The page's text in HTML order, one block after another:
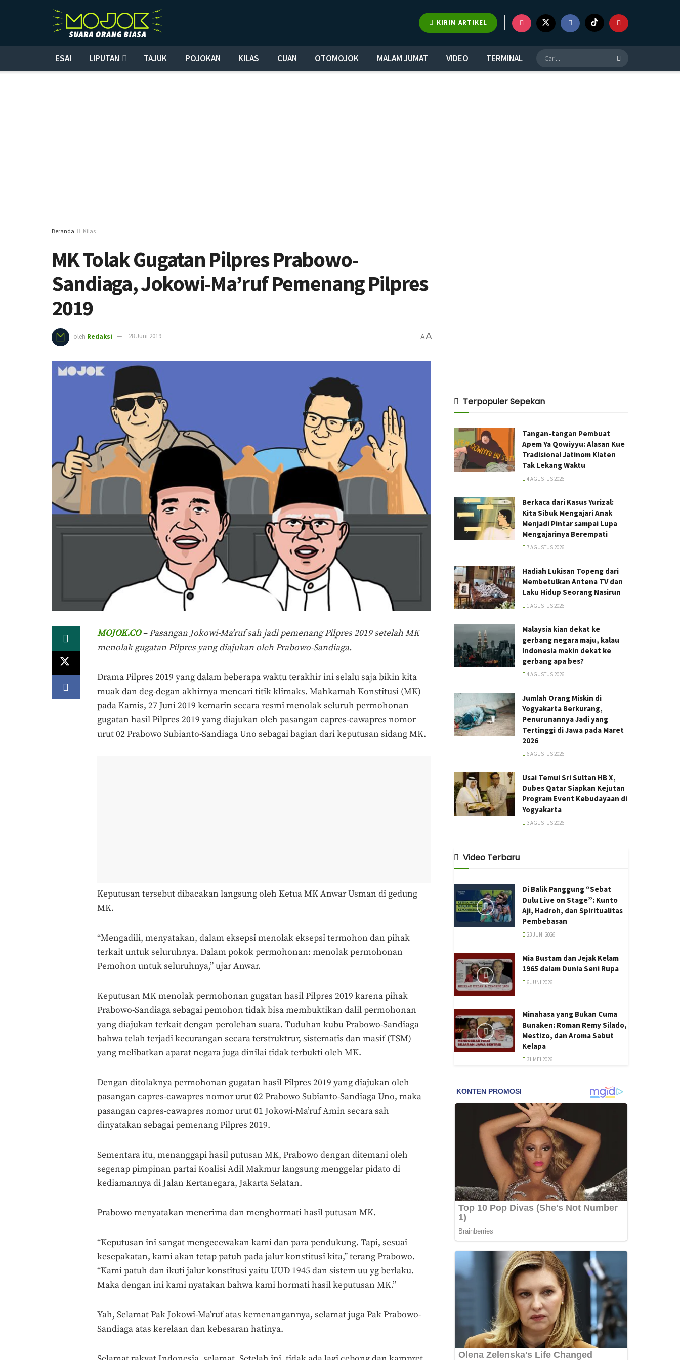
KIRIM ARTIKEL
ESAI LIPUTAN TAJUK POJOKAN KILAS CUAN OTOMOJOK MALAM JUMAT VIDEO TERMINAL
Beranda Kilas
MK Tolak Gugatan Pilpres Prabowo-
Sandiaga, Jokowi-Ma’ruf Pemenang Pilpres
2019
oleh Redaksi 28 Juni 2019 AA
MOJOK.CO– Pasangan Jokowi-Ma’ruf sah jadi pemenang Pilpres 2019 setelah MK
menolak gugatan Pilpres yang diajukan oleh Prabowo-Sandiaga.
Drama Pilpres 2019 yang dalam beberapa waktu terakhir ini selalu saja bikin kita
muak dan deg-degan akhirnya mencari titik klimaks. Mahkamah Konstitusi (MK)
pada Kamis, 27 Juni 2019 kemarin secara resmi menolak seluruh permohonan
gugatan hasil Pilpres 2019 yang diajukan oleh pasangan capres-cawapres nomor
urut 02 Prabowo Subianto-Sandiaga Uno sebagai bagian dari keputusan sidang MK.
Keputusan tersebut dibacakan langsung oleh Ketua MK Anwar Usman di gedung
MK.
“Mengadili, menyatakan, dalam eksepsi menolak eksepsi termohon dan pihak
terkait untuk seluruhnya. Dalam pokok permohonan: menolak permohonan
Pemohon untuk seluruhnya,” ujar Anwar.
Keputusan MK menolak permohonan gugatan hasil Pilpres 2019 karena pihak
Prabowo-Sandiaga sebagai pemohon tidak bisa membuktikan dalil permohonan
yang diajukan terkait dengan perolehan suara. Tuduhan kubu Prabowo-Sandiaga
bahwa telah terjadi kecurangan secara terstruktrur, sistematis dan masif (TSM)
yang melibatkan aparat negara juga dinilai tidak terbukti oleh MK.
Dengan ditolaknya permohonan gugatan hasil Pilpres 2019 yang diajukan oleh
pasangan capres-cawapres nomor urut 02 Prabowo Subianto-Sandiaga Uno, maka
pasangan capres-cawapres nomor urut 01 Jokowi-Ma’ruf Amin secara sah
dinyatakan sebagai pemenang Pilpres 2019.
Sementara itu, menanggapi hasil putusan MK, Prabowo dengan ditemani oleh
segenap pimpinan partai Koalisi Adil Makmur langsung menggelar pidato di
kediamannya di Jalan Kertanegara, Jakarta Selatan.
Prabowo menyatakan menerima dan menghormati hasil putusan MK.
“Keputusan ini sangat mengecewakan kami dan para pendukung. Tapi, sesuai
kesepakatan, kami akan tetap patuh pada jalur konstitusi kita,” terang Prabowo.
“Kami patuh dan ikuti jalur konstitusi yaitu UUD 1945 dan sistem uu yg berlaku.
Maka dengan ini kami nyatakan bahwa kami hormati hasil keputusan MK.”
Yah, Selamat Pak Jokowi-Ma’ruf atas kemenangannya, selamat juga Pak Prabowo-
Sandiaga atas kerelaan dan kebesaran hatinya.
Terpopuler Sepekan
Tangan-tangan Pembuat
Apem Ya Qowiyyu: Alasan Kue
Tradisional Jatinom Klaten
Tak Lekang Waktu
4 AGUSTUS 2026
Berkaca dari Kasus Yurizal:
Kita Sibuk Mengajari Anak
Menjadi Pintar sampai Lupa
Mengajarinya Berempati
7 AGUSTUS 2026
Hadiah Lukisan Topeng dari
Membetulkan Antena TV dan
Laku Hidup Seorang Nasirun
1 AGUSTUS 2026
Malaysia kian dekat ke
gerbang negara maju, kalau
Indonesia makin dekat ke
gerbang apa bes?
4 AGUSTUS 2026
Jumlah Orang Miskin di
Yogyakarta Berkurang,
Penurunannya Jadi yang
Tertinggi di Jawa pada Maret
2026
6 AGUSTUS 2026
Usai Temui Sri Sultan HB X,
Dubes Qatar Siapkan Kejutan
Program Event Kebudayaan di
Yogyakarta
3 AGUSTUS 2026
Video Terbaru
Di Balik Panggung “Sebat
Dulu Live on Stage”: Kunto
Aji, Hadroh, dan Spiritualitas
Pembebasan
23 JUNI 2026
Mia Bustam dan Jejak Kelam
1965 dalam Dunia Seni Rupa
6 JUNI 2026
Minahasa yang Bukan Cuma
Bunaken: Roman Remy Silado,
Mestizo, dan Aroma Sabut
Kelapa
31 MEI 2026